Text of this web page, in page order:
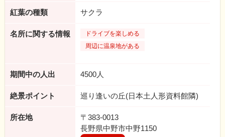
紅葉の種類 サクラ
名所に関する情報
ドライブを楽しめる
周辺に温泉地がある
期間中の人出 4500人
絶景ポイント 巡り逢いの丘(日本土人形資料館隣)
所在地
〒383-0013
長野県中野市中野1150